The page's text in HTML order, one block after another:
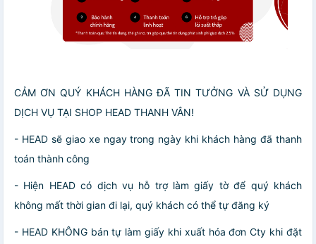
CẢM ƠN QUÝ KHÁCH HÀNG ĐÃ TIN TƯỞNG VÀ SỬ DỤNG
DỊCH VỤ TẠI SHOP HEAD THANH VÂN!
- HEAD sẽ giao xe ngay trong ngày khi khách hàng đã thanh
toán thành công
- Hiện HEAD có dịch vụ hỗ trợ làm giấy tờ để quý khách
không mất thời gian đi lại, quý khách có thể tự đăng ký
- HEAD KHÔNG bán tự làm giấy khi xuất hóa đơn Cty khi đặt